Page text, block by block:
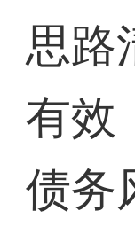
思路
有效
债务